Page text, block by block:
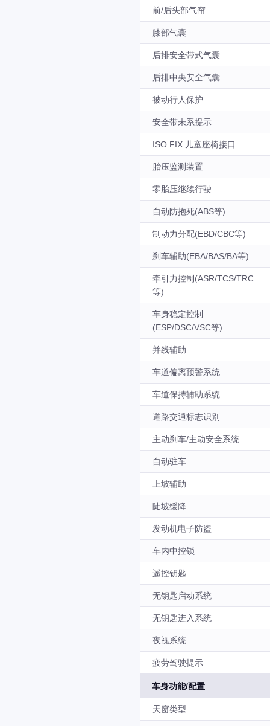
前/后头部气帘
膝部气囊
后排安全带式气囊
后排中央安全气囊
被动行人保护
安全带未系提示
ISO FIX 儿童座椅接口
胎压监测装置
零胎压继续行驶
自动防抱死(ABS等)
制动力分配(EBD/CBC等)
刹车辅助(EBA/BAS/BA等)
牵引力控制(ASR/TCS/TRC
等)
车身稳定控制
(ESP/DSC/VSC等)
并线辅助
车道偏离预警系统
车道保持辅助系统
道路交通标志识别
主动刹车/主动安全系统
自动驻车
上坡辅助
陡坡缓降
发动机电子防盗
车内中控锁
遥控钥匙
无钥匙启动系统
无钥匙进入系统
夜视系统
疲劳驾驶提示
车身功能/配置
天窗类型